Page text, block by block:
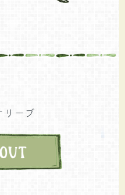
リーブ